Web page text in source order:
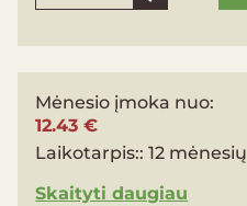
Mėnesio įmoka nuo:
12.43 €
Laikotarpis::12 mėnesių
Skaityti daugiau